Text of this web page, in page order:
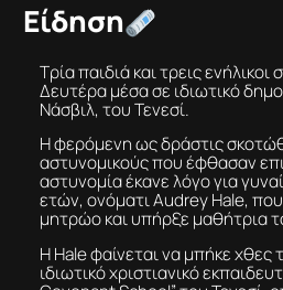
Είδηση
Τρία παιδιά και τρεις
Δευτέρα μέσα σε ιδιωτικό
Νάσβιλ, του Τενεσί.
Η φερόμενη ως δράστις
αστυνομικούς που έφθασαν
αστυνομία έκανε λόγο για
ετών, ονόματι Audrey Hale, που
μητρώο και υπήρξε μαθήτρια
Η Hale φαίνεται να μπήκε χθες
ιδιωτικό χριστιανικό